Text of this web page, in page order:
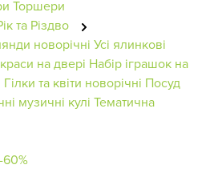
Торшери
та Різдво
новорічні Усі ялинкові
на двері Набір іграшок на
Гілки та квіти новорічні Посуд
музичні кулі Тематична
-60%